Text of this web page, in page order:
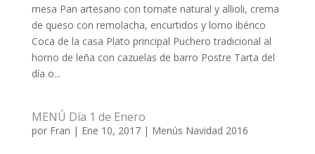
mesa Pan artesano con tomate natural y allioli, crema
de queso con remolacha, encurtidos y lomo ibérico
Coca de la casa Plato principal Puchero tradicional al
horno de leña con cazuelas de barro Postre Tarta del
día o...
MENÚ Día 1 de Enero
por Fran | Ene 10, 2017| Menús Navidad 2016